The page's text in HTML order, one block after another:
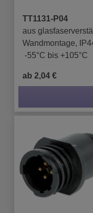
TT1131-P04
aus
Wandmontage,
-55°C bis +105°C
ab 2,04 €